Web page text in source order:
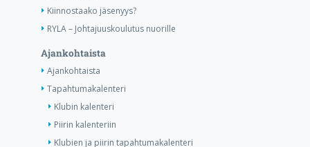
Kiinnostaako jäsenyys?
RYLA – Johtajuuskoulutus nuorille
Ajankohtaista
Ajankohtaista
Tapahtumakalenteri
Klubin kalenteri
Piirin kalenteriin
Klubien ja piirin tapahtumakalenteri